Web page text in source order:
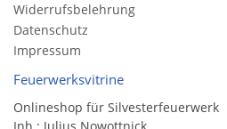
Widerrufsbelehrung
Datenschutz
Impressum
Feuerwerksvitrine
Onlineshop für Silvesterfeuerwerk